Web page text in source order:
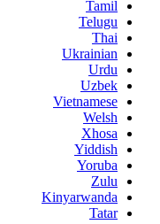
Tamil
Telugu
Thai
Ukrainian
Urdu
Uzbek
Vietnamese
Welsh
Xhosa
Yiddish
Yoruba
Zulu
Kinyarwanda
Tatar